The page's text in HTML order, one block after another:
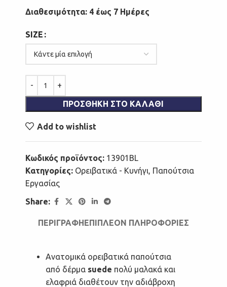
Διαθεσιμότητα: 4 έως 7 Ημέρες
SIZE
ΠΡΟΣΘΉΚΗ ΣΤΟ ΚΑΛΆΘΙ
Add to wishlist
Κωδικός προϊόντος: 13901BL
Κατηγορίες: Ορειβατικά - Κυνήγι, Παπούτσια
Εργασίας
Share:
ΠΕΡΙΓΡΑΦΉΕΠΙΠΛΈΟΝ ΠΛΗΡΟΦΟΡΊΕΣ
Ανατομικά ορειβατικά παπούτσια
από δέρμα suede πολύ μαλακά και
ελαφριά διαθέτουν την αδιάβροχη